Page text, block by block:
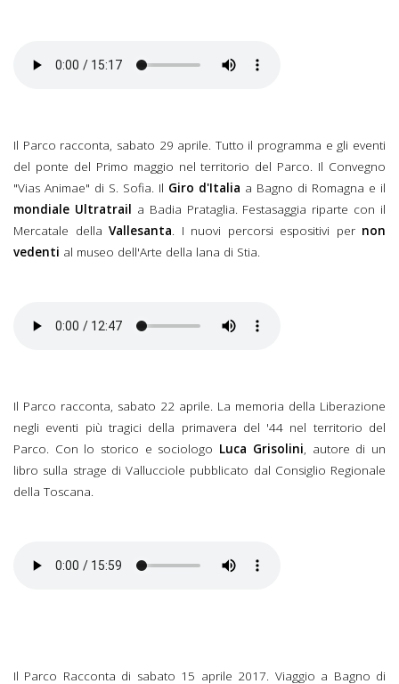
Il Parco racconta, sabato 29 aprile. Tutto il programma e gli eventi
del ponte del Primo maggio nel territorio del Parco. Il Convegno
"Vias Animae" di S. Sofia. Il Giro d'Italia a Bagno di Romagna e il
mondiale Ultratrail a Badia Prataglia. Festasaggia riparte con il
Mercatale della Vallesanta. I nuovi percorsi espositivi per non
vedenti al museo dell'Arte della lana di Stia.
Il Parco racconta, sabato 22 aprile. La memoria della Liberazione
negli eventi più tragici della primavera del '44 nel territorio del
Parco. Con lo storico e sociologo Luca Grisolini, autore di un
libro sulla strage di Vallucciole pubblicato dal Consiglio Regionale
della Toscana.
Il Parco Racconta di sabato 15 aprile 2017. Viaggio a Bagno di